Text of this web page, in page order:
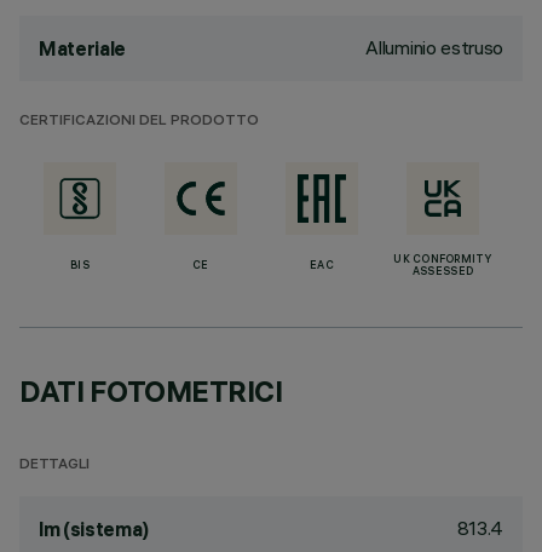
Materiale Alluminio estruso
CERTIFICAZIONI DEL PRODOTTO
BIS CE EAC
UK CONFORMITY
ASSESSED
DATI FOTOMETRICI
DETTAGLI
lm (sistema) 813.4